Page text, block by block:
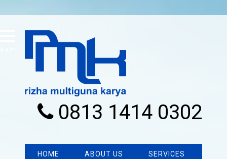
0813 1414 0302
HOME ABOUT US SERVICES